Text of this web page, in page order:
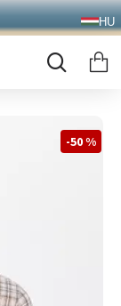
HU
-50 %